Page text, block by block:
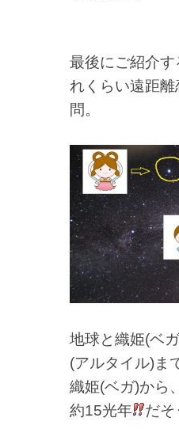
最後にご紹介
れくらい遠距
問。
地球と織姫(ベ
(アルタイル)ま
織姫(ベガ)から
約15光年
だそ